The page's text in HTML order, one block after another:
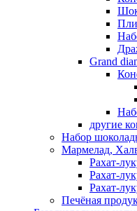
Grand
другие
Набор
Мармелад,
Рахат-
Рахат-
Рахат-
Печёная